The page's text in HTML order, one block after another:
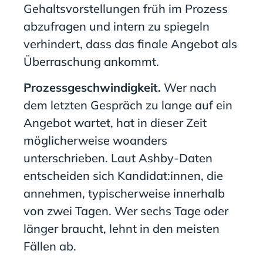
Gehaltsvorstellungen früh im Prozess
abzufragen und intern zu spiegeln
verhindert, dass das finale Angebot als
Überraschung ankommt.
Prozessgeschwindigkeit. Wer nach
dem letzten Gespräch zu lange auf ein
Angebot wartet, hat in dieser Zeit
möglicherweise woanders
unterschrieben. Laut Ashby-Daten
entscheiden sich Kandidat:innen, die
annehmen, typischerweise innerhalb
von zwei Tagen. Wer sechs Tage oder
länger braucht, lehnt in den meisten
Fällen ab.